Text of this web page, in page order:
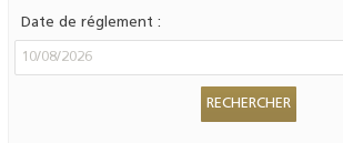
Date de réglement :